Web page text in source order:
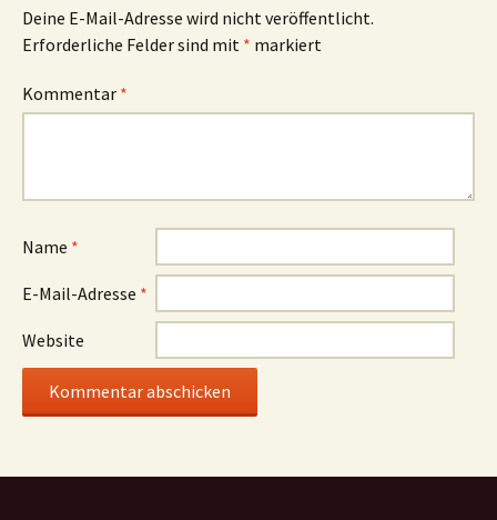
Deine E-Mail-Adresse wird nicht veröffentlicht.
Erforderliche Felder sind mit * markiert
Kommentar *
Name *
E-Mail-Adresse *
Website